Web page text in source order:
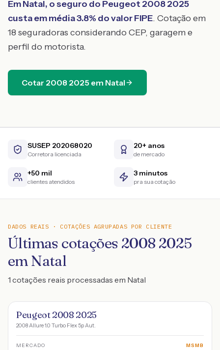
EmNatal, o seguro do Peugeot 20082025
custa em média3.8% do valor FIPE. Cotação em
18 seguradoras considerando CEP, garagem e
perfil do motorista.
Cotar 2008 2025 em Natal
SUSEP 202068020
Corretora licenciada
20+ anos
de mercado
+50 mil
clientes atendidos
3 minutos
pra sua cotação
DADOS REAIS · COTAÇÕES AGRUPADAS POR CLIENTE
Últimas cotações 2008 2025
em Natal
1 cotações reais processadas em Natal
Peugeot 2008 2025
2008 Allure 1.0 Turbo Flex 5p Aut.
MERCADO MSMB